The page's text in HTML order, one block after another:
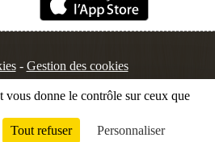
Gestion des cookies
Connexion
vous donne le contrôle sur ceux que
Tout refuser Personnaliser